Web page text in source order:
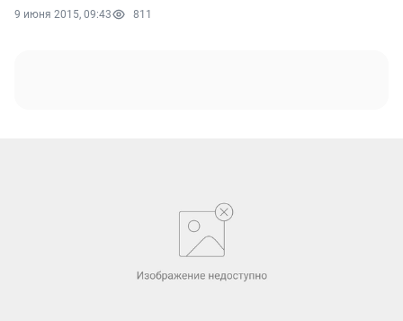
9 июня 2015, 09:43 811